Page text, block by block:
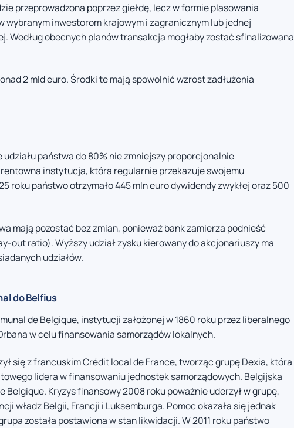
przeprowadzona poprzez giełdę, lecz w formie plasowania
wybranym inwestorom krajowym i zagranicznym lub jednej
obecnych planów transakcja mogłaby zostać sfinalizowana
2 mld euro. Środki te mają spowolnić wzrost zadłużenia
państwa do 80% nie zmniejszy proporcjonalnie
instytucja, która regularnie przekazuje swojemu
roku państwo otrzymało 445 mln euro dywidendy zwykłej oraz 500
mają pozostać bez zmian, ponieważ bank zamierza podnieść
out ratio). Wyższy udział zysku kierowany do akcjonariuszy ma
udziałów.
do Belfius
de Belgique, instytucji założonej w 1860 roku przez liberalnego
w celu finansowania samorządów lokalnych.
się z francuskim Crédit local de France, tworząc grupę Dexia, która
lidera w finansowaniu jednostek samorządowych. Belgijska
Belgique. Kryzys finansowy 2008 roku poważnie uderzył w grupę,
władz Belgii, Francji i Luksemburga. Pomoc okazała się jednak
została postawiona w stan likwidacji. W 2011 roku państwo